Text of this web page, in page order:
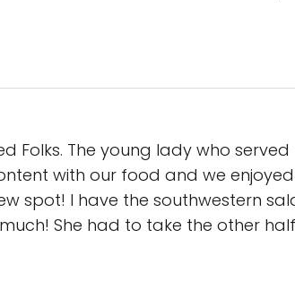
Folks. The young lady who
with our food and we
spot! I have the southwestern
She had to take the other